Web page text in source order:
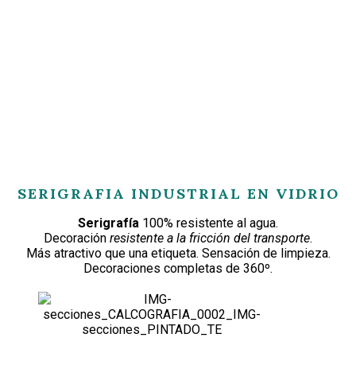
SERIGRAFIA INDUSTRIAL EN VIDRIO
Serigrafía 100% resistente al agua.
Decoración resistente a la fricción del transporte.
Más atractivo que una etiqueta. Sensación de limpieza.
Decoraciones completas de 360º.